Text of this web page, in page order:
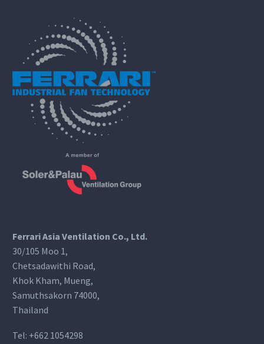
Ferrari Asia Ventilation Co., Ltd.
30/105 Moo 1,
Chetsadawithi Road,
Khok Kham, Mueng,
Samuthsakorn 74000,
Thailand
Tel: +662 1054298